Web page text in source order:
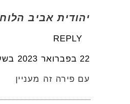
יהודית אביב
REPLY
22 בפברואר 2023 בשעה 15:26
עם פירה זה מעניין